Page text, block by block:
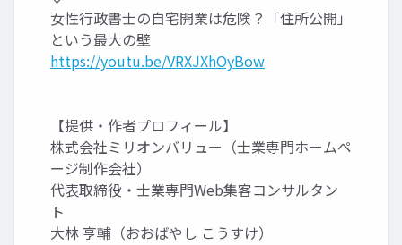
女性行政書士の自宅開業は危険？「住所公開」
という最大の壁
https://youtu.be/VRXJXhOyBow
【提供・作者プロフィール】
株式会社ミリオンバリュー（士業専門ホームペ
ージ制作会社）
代表取締役・士業専門Web集客コンサルタン
ト
大林 亨輔（おおばやし こうすけ）